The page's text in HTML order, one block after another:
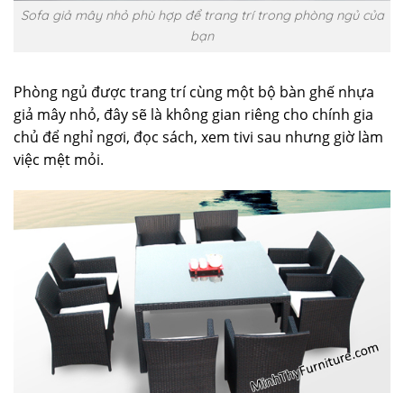
Sofa giả mây nhỏ phù hợp để trang trí trong phòng ngủ của
bạn
Phòng ngủ được trang trí cùng một bộ bàn ghế nhựa
giả mây nhỏ, đây sẽ là không gian riêng cho chính gia
chủ để nghỉ ngơi, đọc sách, xem tivi sau nhưng giờ làm
việc mệt mỏi.